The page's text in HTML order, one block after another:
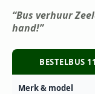
“Bus verhuur
hand!”
BESTELBUS
Merk & model